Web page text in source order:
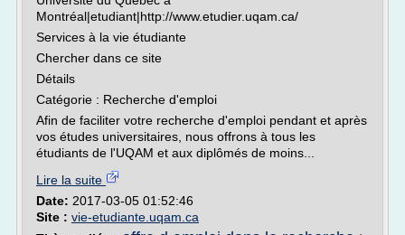
Montréal|etudiant|http://www.etudier.uqam.ca/
Services à la vie étudiante
Chercher dans ce site
Détails
Catégorie : Recherche d'emploi
Afin de faciliter votre recherche d'emploi pendant et après
vos études universitaires, nous offrons à tous les
étudiants de l'UQAM et aux diplômés de moins...
Lire la suite
Date: 2017-03-05 01:52:46
Site : vie-etudiante.uqam.ca